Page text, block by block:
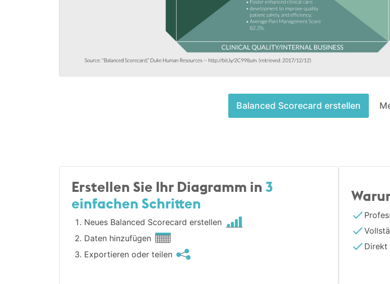
Balanced Scorecard erstellen
Erstellen Sie Ihr Diagramm in3
einfachen Schritten
Neues Balanced Scorecard erstellen
Daten hinzufügen
Exportieren oder teilen
Direkt